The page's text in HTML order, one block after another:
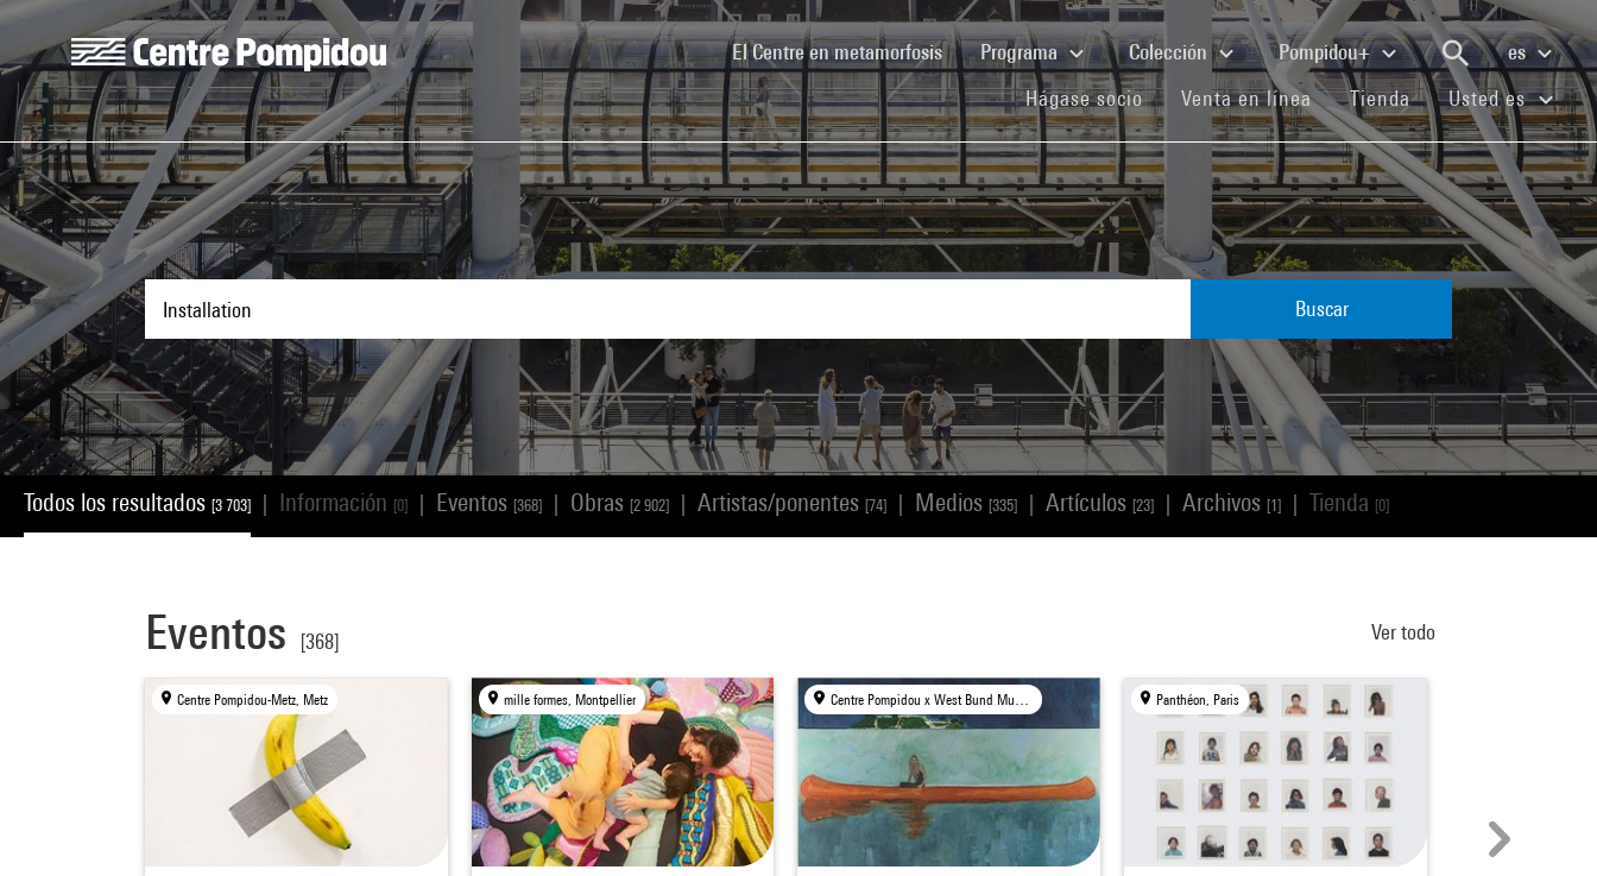
Skip to main content
Centre Pompidou
El Centre en metamorfosis(current)Programa Colección Pompidou+
es
Hágase socio(current)Venta en línea(current)
Tienda(current)Usted es
Buscar
Todos los resultados [3 703] Información [0] Eventos [368] Obras [2 902] Artistas/ponentes [74] Medios [335] Artículos [23] Archivos [1] Tienda [0]
Eventos [368] Ver todo
Centre Pompidou-Metz, Metz mille formes, Montpellier Centre Pompidou x West Bund Museum Project, Shanghai Panthéon, Paris